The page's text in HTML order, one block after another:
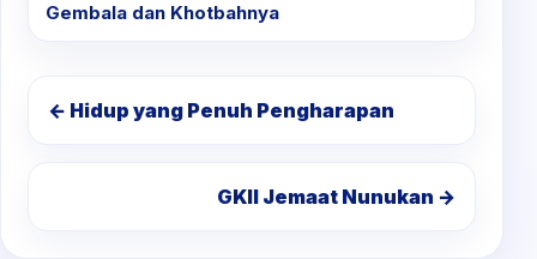
Gembala dan Khotbahnya
← Hidup yang Penuh Pengharapan
GKII Jemaat Nunukan →